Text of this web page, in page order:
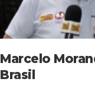
Marcelo
Brasil